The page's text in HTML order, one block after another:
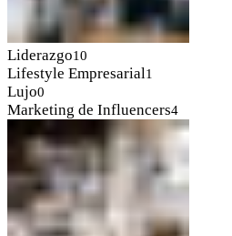
Liderazgo10
Lifestyle Empresarial1
Lujo0
Marketing de Influencers4